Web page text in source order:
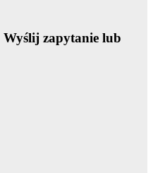
Wyślij zapytanie lub